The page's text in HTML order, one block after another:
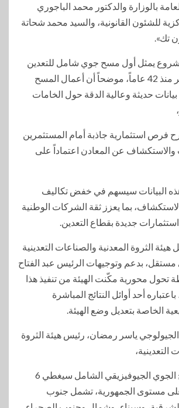
بالوزارة والدكتور محمد الباجوري
للشئون القانونية، والسيد محمد شحاتة
تك».
يمثل أول مسح جوي شامل للتعدين
يتم تنفيذه في مصر منذ 42 عاماً، موضحاً أن أعمال المسح
حديثة وعالية الدقة حول الخامات
فرص استثمارية جاذبة أمام المستثمرين
عن المعادن اعتماداً على
البيانات سيسهم في خفض تكاليف
بما يعزز ثقة الشركات الوطنية
جديدة بقطاع التعدين.
هيئة الثروة المعدنية والصناعات التعدينية
مستقل، بدعم وتوجيهات الرئيس عبد الفتاح
تحول محورية مكّنت الهيئة من تنفيذ هذا
أحد أوائل النتائج المباشرة
الخاصة بتعديل وضع الهيئة.
ياسر رمضان، رئيس هيئة الثروة
التعدينية،
أن مشروع المسح الجوي الجيوفيزيقي الشامل سيغطي 6
مستوى الجمهورية، تشمل جنوب